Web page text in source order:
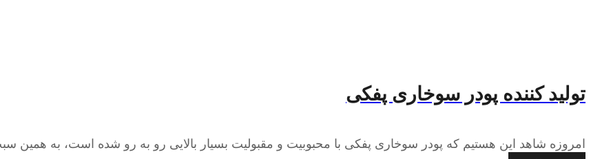
تولید کننده پودر سوخاری پفکی
امروزه شاهد این هستیم که پودر سوخاری پفکی با محبوبیت و مقبولیت بسیار بالایی رو به رو شده است، به همین